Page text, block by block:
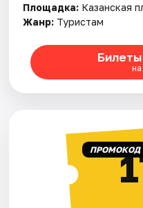
Площадка: Казанская
Жанр: Туристам
на
ПРОМОКОД